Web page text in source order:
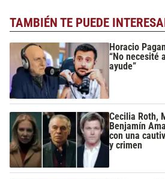
TAMBIÉN TE PUEDE
Horacio
“No necesité
ayude”
Cecilia Roth,
Benjamín
con una
y crimen